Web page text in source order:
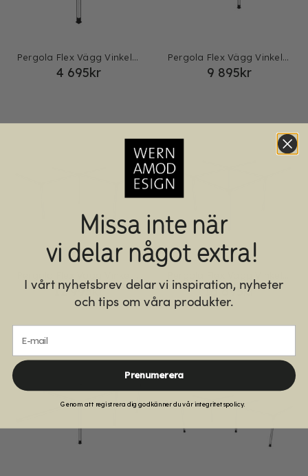
Pergola Flex Vägg Vinkel 1 sektion
4 695kr
Pergola Flex Vägg Vinkel 2+1
9 895kr
12 995kr 16 695kr
Missa inte när
vi delar något extra!
I vårt nyhetsbrev delar vi inspiration, nyheter
och tips om våra produkter.
E-mail
Prenumerera
Genom att registrera dig godkänner du vår integritetspolicy.